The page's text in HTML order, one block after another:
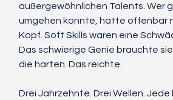
außergewöhnlichen Talents. Wer
umgehen konnte, hatte offenbar
Kopf. Soft Skills waren eine
Das schwierige Genie brauchte
die harten. Das reichte.
Drei Jahrzehnte. Drei Wellen.